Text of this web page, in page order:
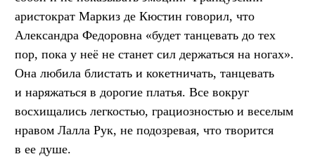
аристократ Маркиз де Кюстин говорил, что
Александра Федоровна «будет танцевать до тех
пор, пока у неё не станет сил держаться на ногах».
Она любила блистать и кокетничать, танцевать
и наряжаться в дорогие платья. Все вокруг
восхищались легкостью, грациозностью и веселым
нравом Лалла Рук, не подозревая, что творится
в ее душе.